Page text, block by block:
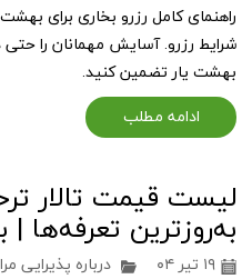
راهنمای کامل رزرو بخاری برای بهشت
شرایط رزرو. آسایش مهمانان را
بهشت یار تضمین کنید.
ادامه مطلب
لیست قیمت تالار
به‌روزترین تعرفه‌ها
۱۹ تیر ۰۴
درباره پذیرایی